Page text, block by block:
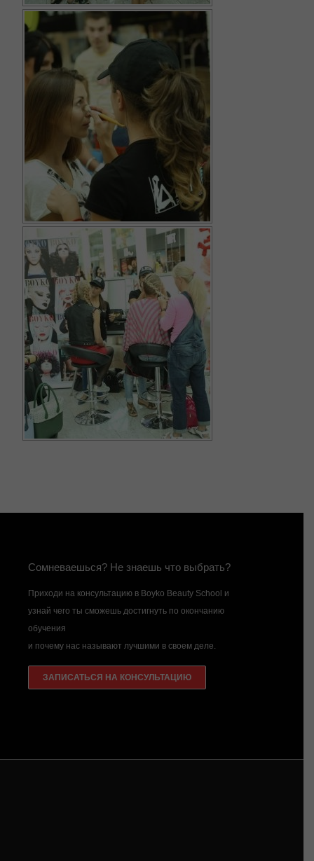
Сомневаешься? Не знаешь что выбрать?
Приходи на консультацию в Boyko Beauty School и
узнай чего ты сможешь достигнуть по окончанию
обучения
и почему нас называют лучшими в своем деле.
ЗАПИСАТЬСЯ НА КОНСУЛЬТАЦИЮ